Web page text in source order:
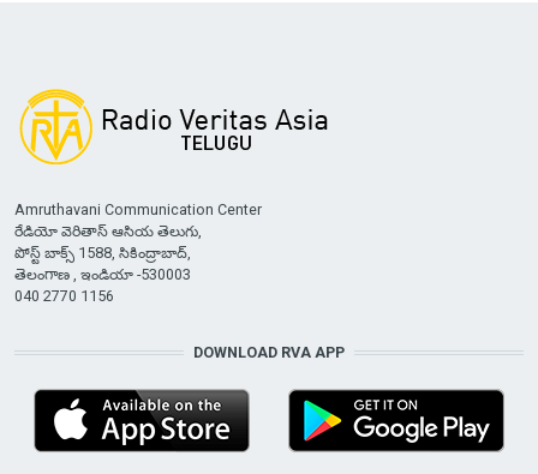
Amruthavani Communication Center
రేడియో వెరితాస్ ఆసియ తెలుగు,
పోస్ట్ బాక్స్ 1588, సికింద్రాబాద్,
తెలంగాణ , ఇండియా -530003
040 2770 1156
DOWNLOAD RVA APP